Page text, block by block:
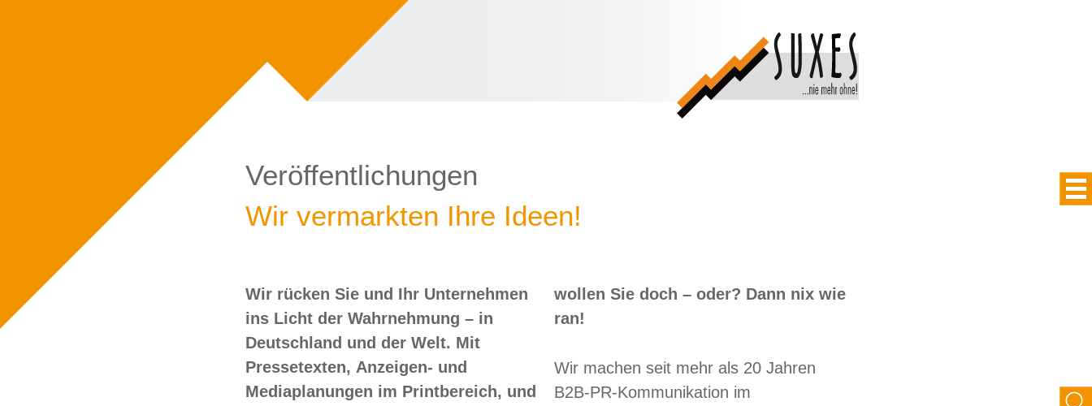
Veröffentlichungen
Wir vermarkten Ihre Ideen!
Wir rücken Sie und Ihr Unternehmen
ins Licht der Wahrnehmung – in
Deutschland und der Welt. Mit
Pressetexten, Anzeigen- und
Mediaplanungen im Printbereich, und
wollen Sie doch – oder? Dann nix wie
ran!
Wir machen seit mehr als 20 Jahren
B2B-PR-Kommunikation im